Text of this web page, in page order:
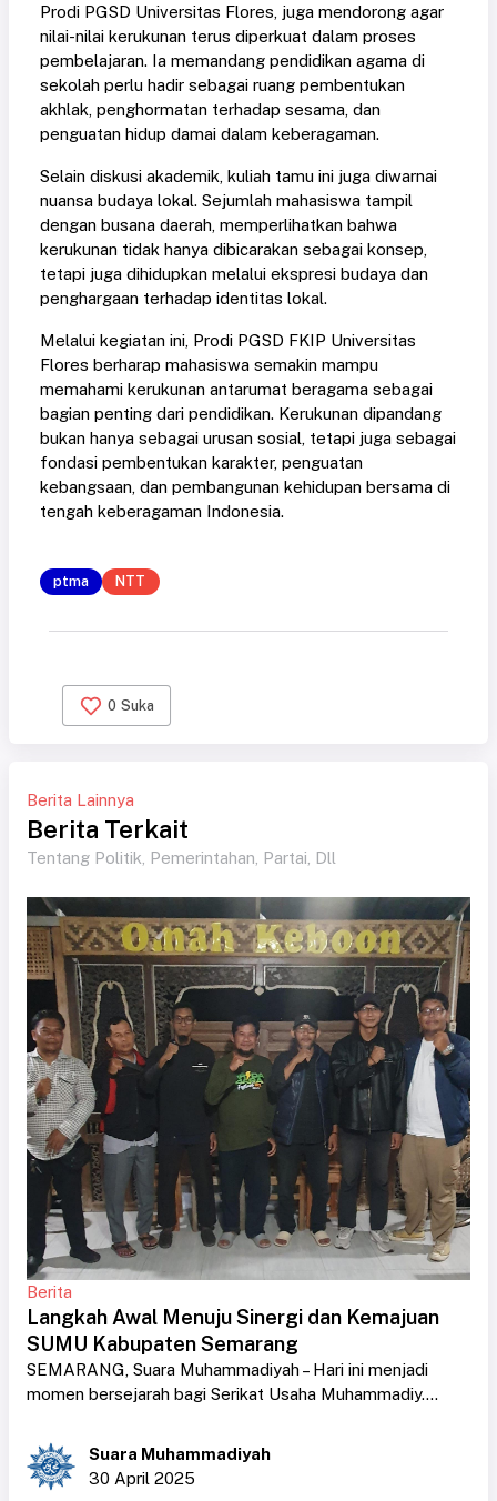
Prodi PGSD Universitas Flores, juga mendorong agar
nilai-nilai kerukunan terus diperkuat dalam proses
pembelajaran. Ia memandang pendidikan agama di
sekolah perlu hadir sebagai ruang pembentukan
akhlak, penghormatan terhadap sesama, dan
penguatan hidup damai dalam keberagaman.
Selain diskusi akademik, kuliah tamu ini juga diwarnai
nuansa budaya lokal. Sejumlah mahasiswa tampil
dengan busana daerah, memperlihatkan bahwa
kerukunan tidak hanya dibicarakan sebagai konsep,
tetapi juga dihidupkan melalui ekspresi budaya dan
penghargaan terhadap identitas lokal.
Melalui kegiatan ini, Prodi PGSD FKIP Universitas
Flores berharap mahasiswa semakin mampu
memahami kerukunan antarumat beragama sebagai
bagian penting dari pendidikan. Kerukunan dipandang
bukan hanya sebagai urusan sosial, tetapi juga sebagai
fondasi pembentukan karakter, penguatan
kebangsaan, dan pembangunan kehidupan bersama di
tengah keberagaman Indonesia.
ptma NTT
0 Suka
Berita Lainnya
Berita Terkait
Tentang Politik, Pemerintahan, Partai, Dll
Berita
Langkah Awal Menuju Sinergi dan Kemajuan
SUMU Kabupaten Semarang
SEMARANG, Suara Muhammadiyah – Hari ini menjadi
momen bersejarah bagi Serikat Usaha Muhammadiy....
Suara Muhammadiyah
30 April 2025